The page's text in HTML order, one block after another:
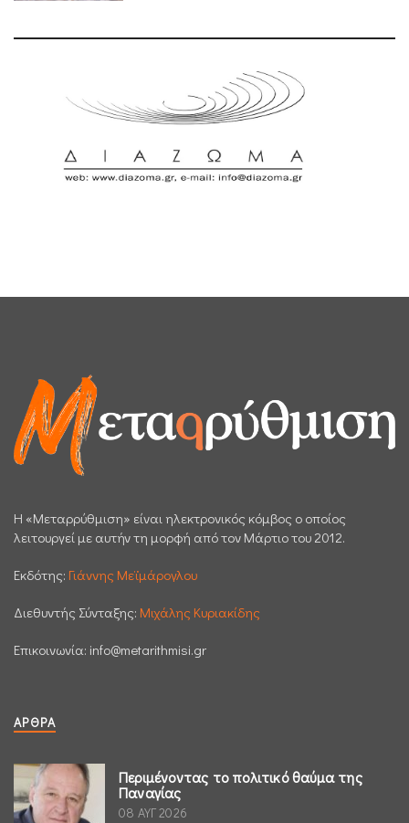
H «Μεταρρύθμιση» είναι ηλεκτρονικός κόμβος ο οποίος
λειτουργεί με αυτήν τη μορφή από τον Μάρτιο του 2012.
Εκδότης: Γιάννης Μεϊμάρογλου
Διεθυντής Σύνταξης: Μιχάλης Κυριακίδης
Επικοινωνία: info@metarithmisi.gr
ΆΡΘΡΑ
Περιμένοντας το πολιτικό θαύμα της
Παναγίας
08 ΑΥΓ 2026